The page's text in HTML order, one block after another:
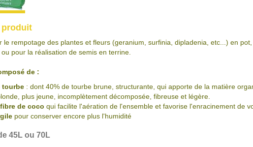
le rempotage des plantes et fleurs (geranium, surfinia, dipladenia, etc...) en pot,
pour la réalisation de semis en terrine.
de :
tourbe : dont 40% de tourbe brune, structurante, qui apporte de la matière
plus jeune, incomplètement décomposée, fibreuse et légère.
de coco qui facilite l'aération de l'ensemble et favorise l'enracinement de
pour conserver encore plus l'humidité
45L ou 70L